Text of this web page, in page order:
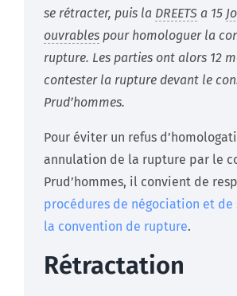
se rétracter, puis la DREETS a 15
ouvrables pour homologuer la
rupture. Les parties ont alors 12
contester la rupture devant le
Prud’hommes.
Pour éviter un refus
annulation de la rupture par le
Prud’hommes, il convient de
procédures de négociation et de
la convention de rupture.
Rétractation